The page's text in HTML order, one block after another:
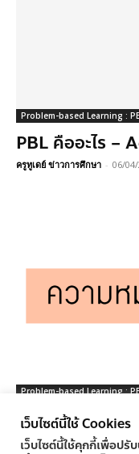
Problem-based Learning :
PBL คืออะไร –
ครูทูเดย์ ข่าวการศึกษา - 06/
Problem-based Learning :
ความหมาย ของ
ครูทูเดย์ ข่าวการศึกษา - 03/04/
เว็บไซต์นี้ใช้ Cookies
เว็บไซต์นี้ใช้คุกกี้เพื่อปรั